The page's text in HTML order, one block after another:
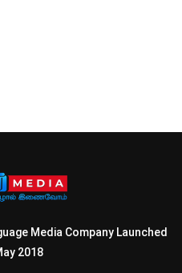
Media Company Launched
2018